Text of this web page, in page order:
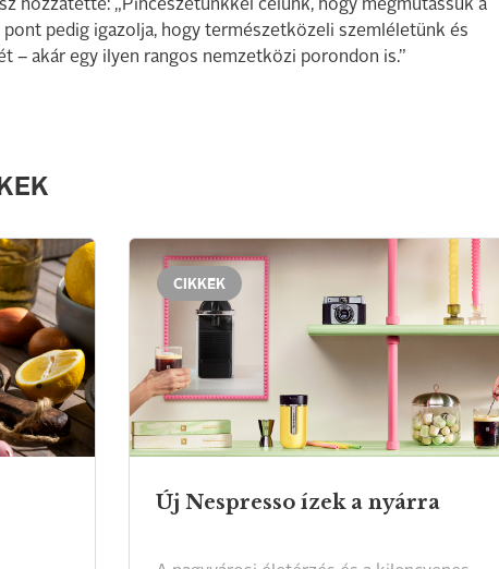
hozzátette: „Pincészetünkkel célunk, hogy megmutassuk a
pont pedig igazolja, hogy természetközeli szemléletünk és
– akár egy ilyen rangos nemzetközi porondon is.”
CIKKEK
Új Nespresso ízek a nyárra